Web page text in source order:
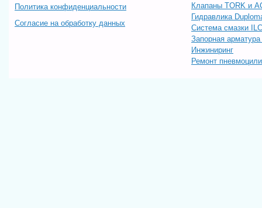
Политика конфиденциальности
Согласие на обработку данных
Клапаны TORK и
Гидравлика
Система смазки ILC
Запорная
Инжиниринг
Ремонт